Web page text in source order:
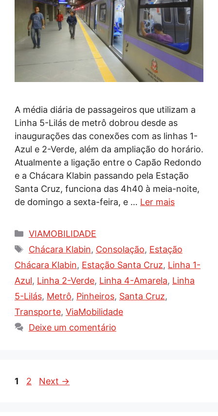
A média diária de passageiros que utilizam a
Linha 5-Lilás de metrô dobrou desde as
inaugurações das conexões com as linhas 1-
Azul e 2-Verde, além da ampliação do horário.
Atualmente a ligação entre o Capão Redondo
e a Chácara Klabin passando pela Estação
Santa Cruz, funciona das 4h40 à meia-noite,
de domingo a sexta-feira, e … Ler mais
Categorias
VIAMOBILIDADE
Tags
Chácara Klabin, Consolação, Estação
Chácara Klabin, Estação Santa Cruz, Linha 1-
Azul, Linha 2-Verde, Linha 4-Amarela, Linha
5-Lilás, Metrô, Pinheiros, Santa Cruz,
Transporte, ViaMobilidade
Deixe um comentário
Page
1 Page
2 Next →